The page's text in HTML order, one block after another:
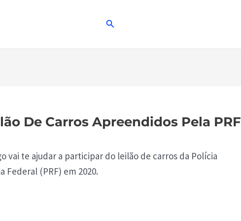
De Carros Apreendidos Pela PRF
vai te ajudar a participar do leilão de carros da Polícia
Federal (PRF) em 2020.